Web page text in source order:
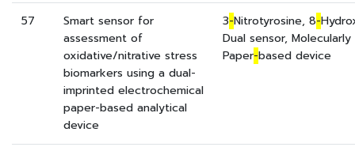
57
Smart sensor for
assessment of
oxidative/nitrative stress
biomarkers using a dual-
imprinted electrochemical
paper-based analytical
device
3-Nitrotyrosine, 8-
Dual sensor,
Paper-based device